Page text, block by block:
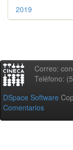
2019
Correo:
Teléfono:
DSpace Software
Comentarios